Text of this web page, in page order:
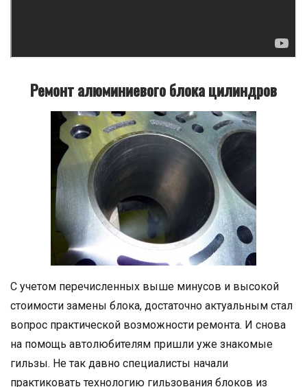
Ремонт алюминиевого блока цилиндров
С учетом перечисленных выше минусов и высокой
стоимости замены блока, достаточно актуальным стал
вопрос практической возможности ремонта. И снова
на помощь автолюбителям пришли уже знакомые
гильзы. Не так давно специалисты начали
практиковать технологию гильзования блоков из